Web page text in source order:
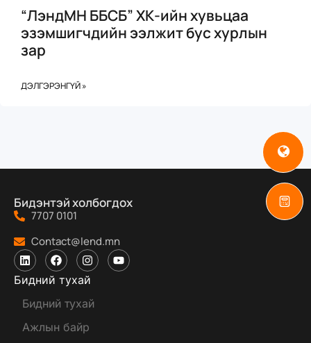
“ЛэндМН ББСБ” ХК-ийн хувьцаа
эзэмшигчдийн ээлжит бус хурлын
зар
ДЭЛГЭРЭНГҮЙ »
Бидэнтэй холбогдох
7707 0101
Contact@lend.mn
Бидний тухай
Бидний тухай
Ажлын байр